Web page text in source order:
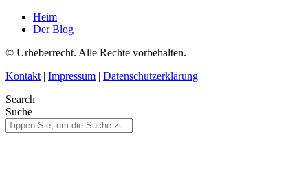
Heim
Der Blog
© Urheberrecht. Alle Rechte vorbehalten.
Kontakt | Impressum | Datenschutzerklärung
Search
Suche